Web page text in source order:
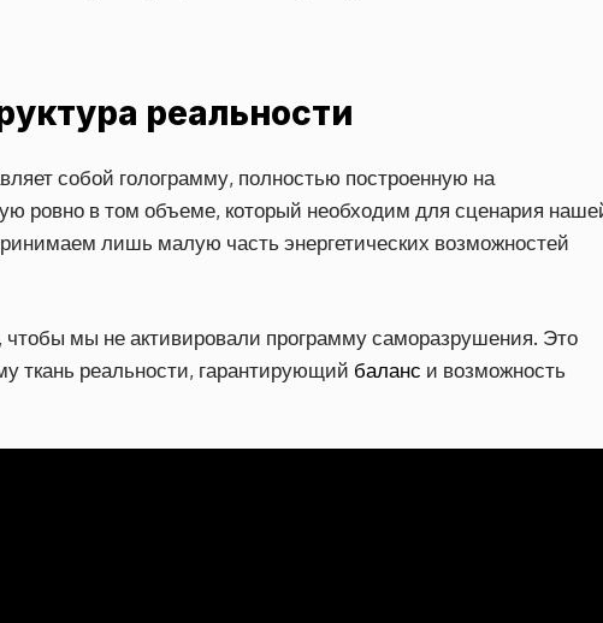
реальности
собой голограмму, полностью построенную на
ровно в том объеме, который необходим для сценария
лишь малую часть энергетических возможностей
чтобы мы не активировали программу саморазрушения. Это
ткань реальности, гарантирующий баланс и возможность